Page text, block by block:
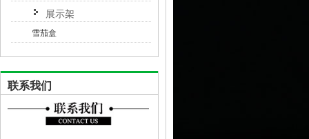
展示架
雪茄盒
联系我们